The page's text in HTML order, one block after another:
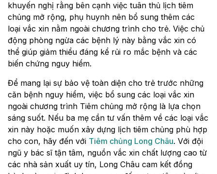
khuyến nghị rằng bên cạnh việc tuân thủ lịch tiêm
chủng mở rộng, phụ huynh nên bổ sung thêm các
loại vắc xin nằm ngoài chương trình cho trẻ. Việc chủ
động phòng ngừa các bệnh lý này bằng vắc xin có
thể giúp giảm thiểu đáng kể rủi ro mắc bệnh và các
biến chứng nguy hiểm.
Để mang lại sự bảo vệ toàn diện cho trẻ trước những
căn bệnh nguy hiểm, việc bổ sung các loại vắc xin
ngoài chương trình Tiêm chủng mở rộng là lựa chọn
sáng suốt. Nếu ba mẹ cần tư vấn thêm về các loại vắc
xin này hoặc muốn xây dựng lịch tiêm chủng phù hợp
cho con, hãy đến với Tiêm chủng Long Châu. Với đội
ngũ y bác sĩ tận tâm, nguồn vắc xin chất lượng cao từ
các nhà sản xuất uy tín, Long Châu cam kết đồng